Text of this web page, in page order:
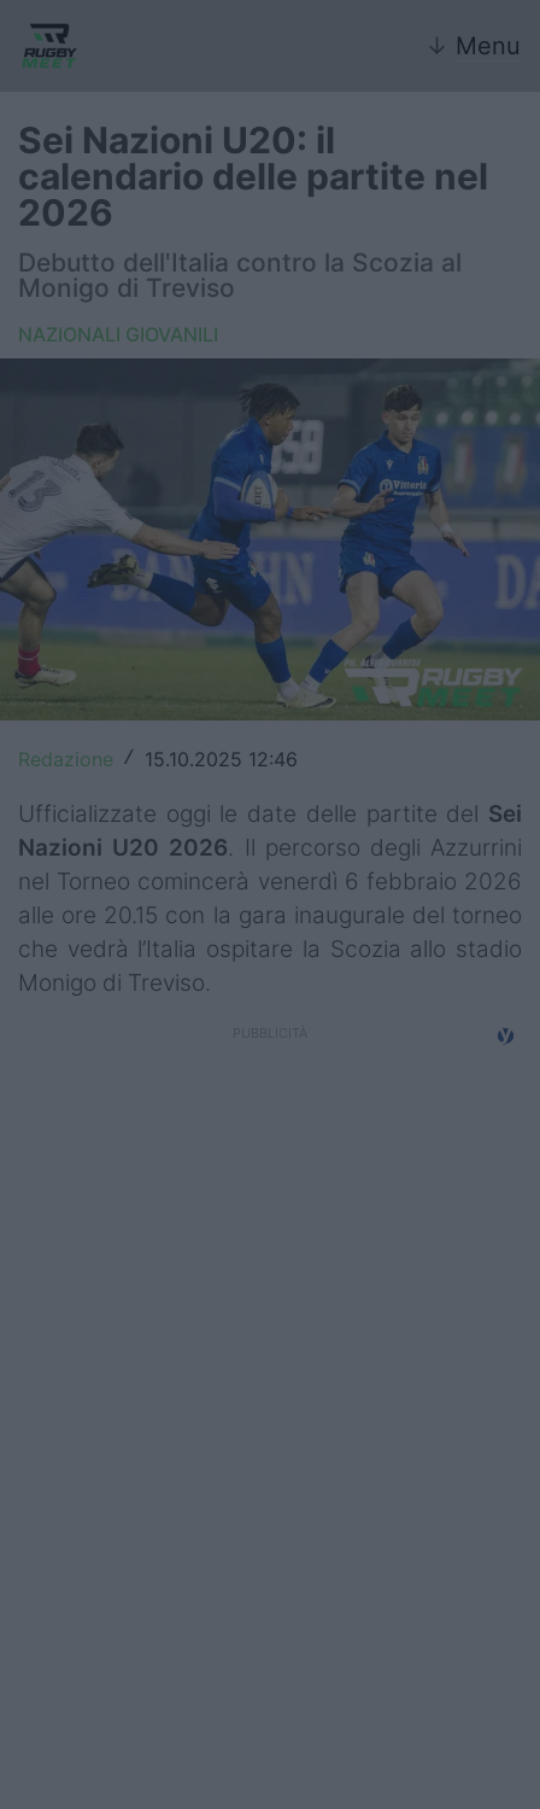
↓ Menu
Nazionale
Nazionali giovanili
Rugby Sevens
FIR
6 Nazioni
United Rugby Championship
Top14
Premiership
Champions Cup
Rugby World Cup
Super Rugby
Rugby in TV
Mercato
Sei Nazioni U20: il
calendario delle partite nel
2026
Debutto dell'Italia contro la Scozia al
Monigo di Treviso
NAZIONALI GIOVANILI
Redazione / 15.10.2025 12:46
Ufficializzate oggi le date delle partite del Sei
Nazioni U20 2026. Il percorso degli Azzurrini
nel Torneo comincerà venerdì 6 febbraio 2026
alle ore 20.15 con la gara inaugurale del torneo
che vedrà l’Italia ospitare la Scozia allo stadio
Monigo di Treviso.